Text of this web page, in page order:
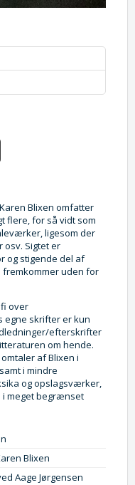
Blixen omfatter
flere, for så vidt som
ligesom der
osv. Sigtet er
og stigende del af
uden for
over
egne skrifter er kun
efterskrifter
om hende.
af Blixen i
i mindre
og opslagsværker,
i meget begrænset
Blixen
Aage Jørgensen